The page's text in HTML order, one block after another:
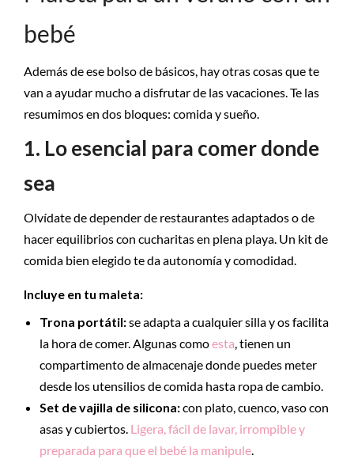
bebé
Además de ese bolso de básicos, hay otras cosas que te
van a ayudar mucho a disfrutar de las vacaciones. Te las
resumimos en dos bloques: comida y sueño.
1. Lo esencial para comer donde
sea
Olvídate de depender de restaurantes adaptados o de
hacer equilibrios con cucharitas en plena playa. Un kit de
comida bien elegido te da autonomía y comodidad.
Incluye en tu maleta:
Trona portátil:se adapta a cualquier silla y os facilita
la hora de comer. Algunas comoesta, tienen un
compartimento de almacenaje donde puedes meter
desde los utensilios de comida hasta ropa de cambio.
Set de vajilla de silicona:con plato, cuenco, vaso con
asas y cubiertos. Ligera, fácil de lavar, irrompible y
preparada para que el bebé la manipule.